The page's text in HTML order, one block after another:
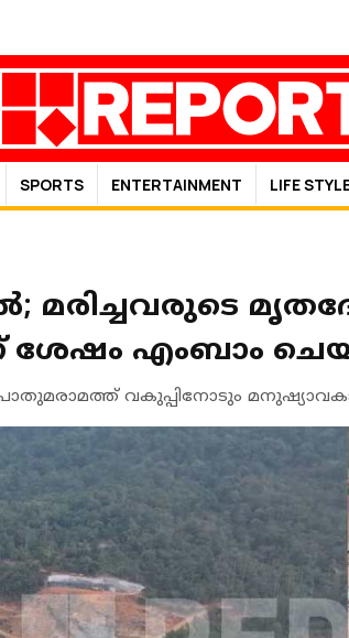
SPORTS ENTERTAINMENT LIFE
മരിച്ചവരുടെ
ശേഷം എംബാം
വകുപ്പിനോടും മനുഷ്യാവകാശ